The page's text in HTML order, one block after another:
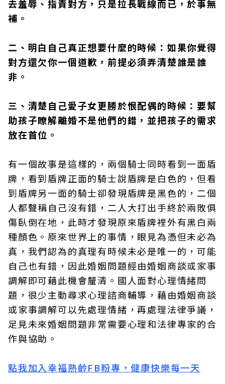
去羞辱、指責對方，只是拉長戰線而已，於事無
補。
二、明白自己真正想要什麼的時候：如果你覺得
對方還欠你一個道歉，前提必須弄清楚誰是誰
非。
三、清楚自己愛子女更勝於恨配偶的時候：要幫
助孩子瞭解離婚不是他們的錯，並把孩子的需求
放在首位。
有一個故事是這樣的，兩個騎士同時看到一面盾
牌，看到盾牌正面的騎士說盾牌是白色的，但看
到盾牌另一面的騎士卻發現盾牌是黑色的，二個
人都聲稱自己沒有錯，二人大打出手終於兩敗俱
傷臥倒在地，此時才發現原來盾牌裡外有黑白兩
種顏色。原來世界上的事情，眼見為憑但未必為
真，我們認為的真理有時候未必是唯一的，可能
自己也有錯，因此婚姻問題經由婚姻商談或家事
調解即可藉此機會釐清。國人面對心理情緒問
題，很少主動尋求心理諮商輔導，藉由婚姻商談
或家事調解可以先處理情緒，再處理法律爭議，
足見未來婚姻問題非常需要心理和法律專家的合
作與協助。
點我加入幸福熟齡FB粉專，健康快樂每一天